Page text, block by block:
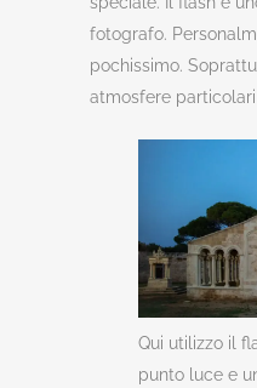
fotografo.
pochissimo.
atmosfere
Qui utilizzo il
punto luce e